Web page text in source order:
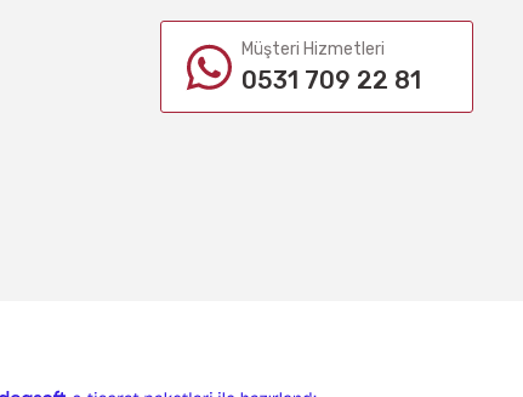
Müşteri Hizmetleri
0531 709 22 81